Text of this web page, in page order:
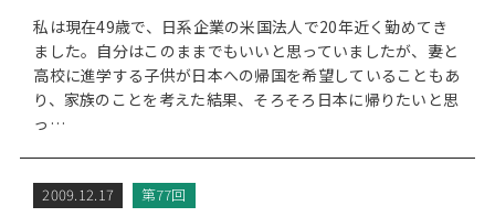
私は現在49歳で、日系企業の米国法人で20年近く勤めてき
ました。自分はこのままでもいいと思っていましたが、妻と
高校に進学する子供が日本への帰国を希望していることもあ
り、家族のことを考えた結果、そろそろ日本に帰りたいと思
っ…
2009.12.17 第77回